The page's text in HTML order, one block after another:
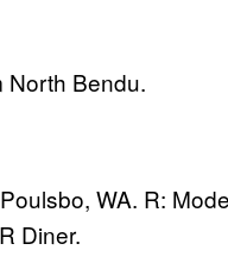
North Bendu.
WA. R:
Diner.